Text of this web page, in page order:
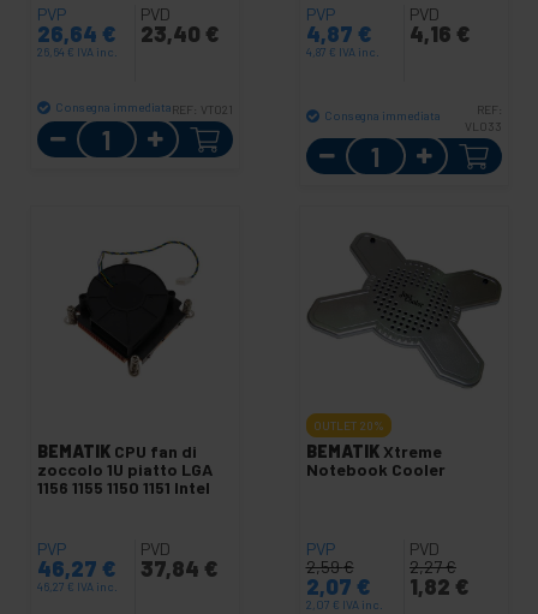
PVP
26,64 €
26,64 € IVA inc.
PVD
23,40 €
Consegna immediataREF: VT021
Quantità
PVP
4,87 €
4,87 € IVA inc.
PVD
4,16 €
Consegna immediata
REF:
VL033
Quantità
BEMATIK CPU fan di
zoccolo 1U piatto LGA
1156 1155 1150 1151 Intel
PVP
46,27 €
46,27 € IVA inc.
PVD
37,84 €
OUTLET 20%
BEMATIK Xtreme
Notebook Cooler
PVP
2,59€
2,07 €
2,07 € IVA inc.
PVD
2,27€
1,82 €